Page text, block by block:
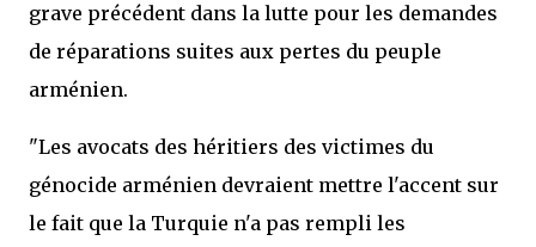
grave précédent dans la lutte pour les demandes
de réparations suites aux pertes du peuple
arménien.
"Les avocats des héritiers des victimes du
génocide arménien devraient mettre l'accent sur
le fait que la Turquie n'a pas rempli les